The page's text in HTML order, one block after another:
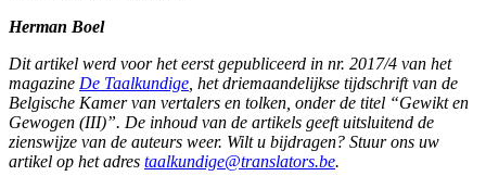
Herman Boel
Dit artikel werd voor het eerst gepubliceerd in nr. 2017/4 van het
magazine De Taalkundige , het driemaandelijkse tijdschrift van de
Belgische Kamer van vertalers en tolken, onder de titel “Gewikt en
Gewogen (III)”. De inhoud van de artikels geeft uitsluitend de
zienswijze van de auteurs weer. Wilt u bijdragen? Stuur ons uw
artikel op het adres taalkundige@translators.be.